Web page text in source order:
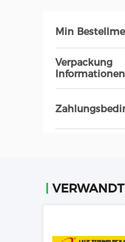
Min
Verpackung
Informationen